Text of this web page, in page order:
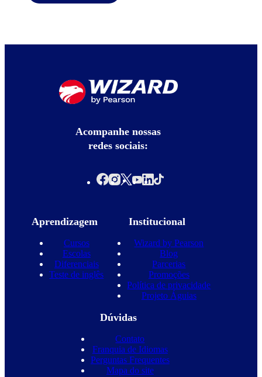
Acompanhe nossas
redes sociais:
Aprendizagem
Cursos
Escolas
Diferenciais
Teste de inglês
Institucional
Wizard by Pearson
Blog
Parcerias
Promoções
Política de privacidade
Projeto Águias
Dúvidas
Contato
Franquia de Idiomas
Perguntas Frequentes
Mapa do site